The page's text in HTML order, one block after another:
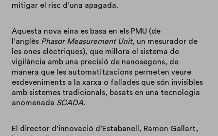
mitigar el risc d’una apagada.
Aquesta nova eina es basa en els PMU (de
l’anglès Phasor Measurement Unit, un mesurador de
les ones elèctriques), que millora el sistema de
vigilància amb una precisió de nanosegons, de
manera que les automatitzacions permeten veure
esdeveniments a la xarxa o fallades que són invisibles
amb sistemes tradicionals, basats en una tecnologia
anomenada SCADA.
El director d’innovació d’Estabanell, Ramon Gallart,